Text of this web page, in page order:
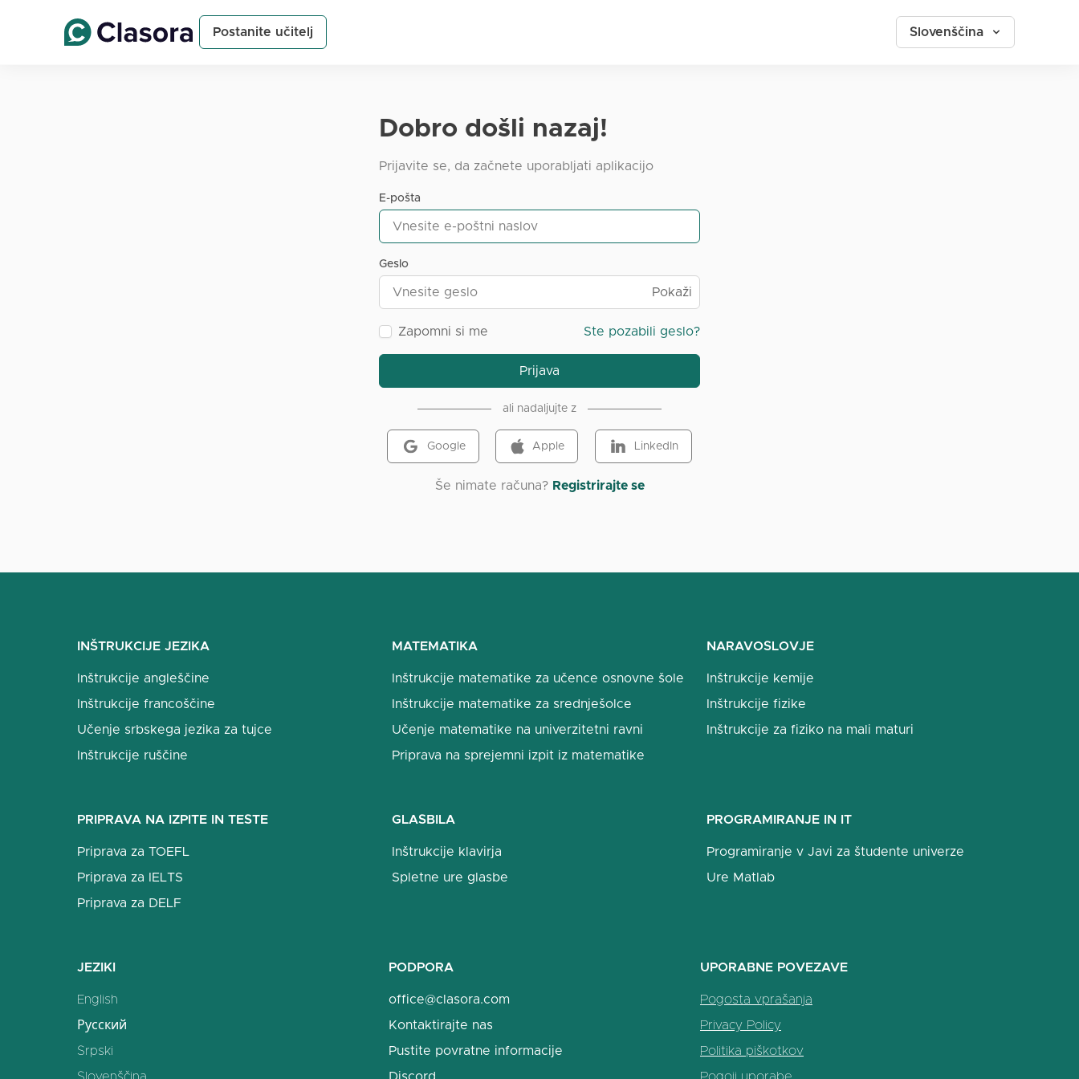
Postanite učitelj Slovenščina
Dobro došli nazaj!
Prijavite se, da začnete uporabljati aplikacijo
E-pošta
Geslo
Pokaži
Zapomni si me Ste pozabili geslo?
Prijava
ali nadaljujte z
Google Apple LinkedIn
Še nimate računa? Registrirajte se
INŠTRUKCIJE JEZIKA
Inštrukcije angleščine
Inštrukcije francoščine
Učenje srbskega jezika za tujce
Inštrukcije ruščine
MATEMATIKA
Inštrukcije matematike za učence osnovne šole
Inštrukcije matematike za srednješolce
Učenje matematike na univerzitetni ravni
Priprava na sprejemni izpit iz matematike
NARAVOSLOVJE
Inštrukcije kemije
Inštrukcije fizike
Inštrukcije za fiziko na mali maturi
PRIPRAVA NA IZPITE IN TESTE
Priprava za TOEFL
Priprava za IELTS
Priprava za DELF
GLASBILA
Inštrukcije klavirja
Spletne ure glasbe
PROGRAMIRANJE IN IT
Programiranje v Javi za študente univerze
Ure Matlab
JEZIKI
English
Русский
Srpski
PODPORA
office@clasora.com
Kontaktirajte nas
Pustite povratne informacije
UPORABNE POVEZAVE
Pogosta vprašanja
Privacy Policy
Politika piškotkov